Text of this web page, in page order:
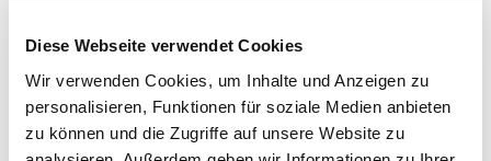
Diese Webseite verwendet Cookies
Wir verwenden Cookies, um Inhalte und Anzeigen zu
personalisieren, Funktionen für soziale Medien anbieten
zu können und die Zugriffe auf unsere Website zu